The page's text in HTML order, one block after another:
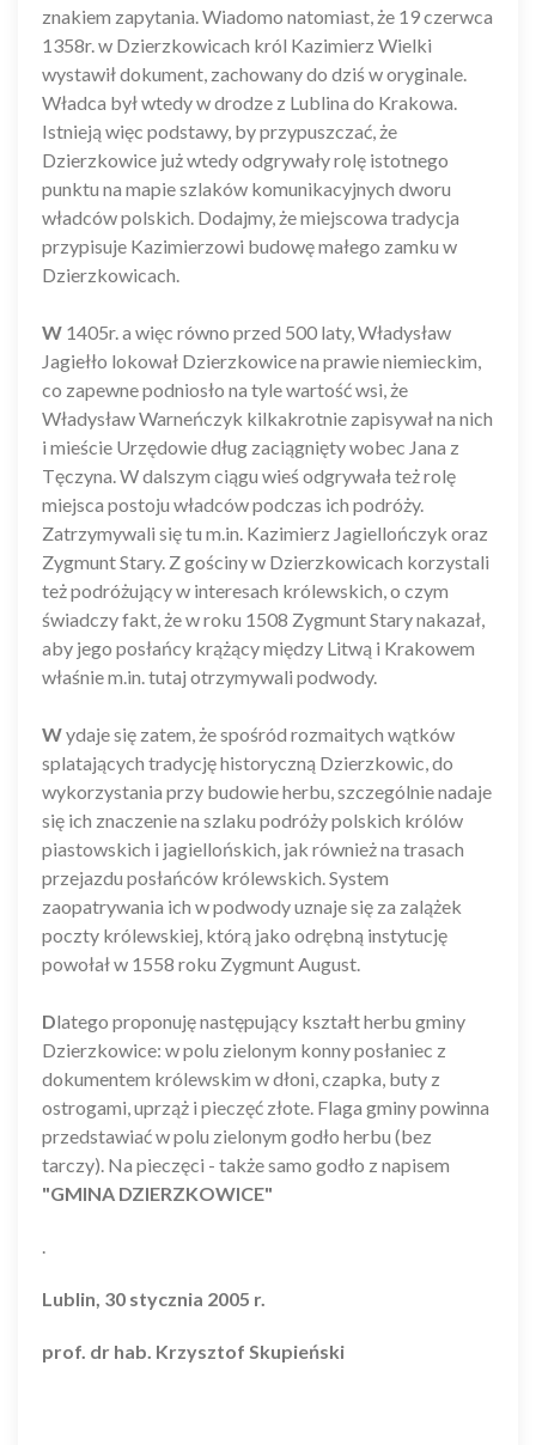
znakiem zapytania. Wiadomo natomiast, że 19 czerwca
1358r. w Dzierzkowicach król Kazimierz Wielki
wystawił dokument, zachowany do dziś w oryginale.
Władca był wtedy w drodze z Lublina do Krakowa.
Istnieją więc podstawy, by przypuszczać, że
Dzierzkowice już wtedy odgrywały rolę istotnego
punktu na mapie szlaków komunikacyjnych dworu
władców polskich. Dodajmy, że miejscowa tradycja
przypisuje Kazimierzowi budowę małego zamku w
Dzierzkowicach.
W 1405r. a więc równo przed 500 laty, Władysław
Jagiełło lokował Dzierzkowice na prawie niemieckim,
co zapewne podniosło na tyle wartość wsi, że
Władysław Warneńczyk kilkakrotnie zapisywał na nich
i mieście Urzędowie dług zaciągnięty wobec Jana z
Tęczyna. W dalszym ciągu wieś odgrywała też rolę
miejsca postoju władców podczas ich podróży.
Zatrzymywali się tu m.in. Kazimierz Jagiellończyk oraz
Zygmunt Stary. Z gościny w Dzierzkowicach korzystali
też podróżujący w interesach królewskich, o czym
świadczy fakt, że w roku 1508 Zygmunt Stary nakazał,
aby jego posłańcy krążący między Litwą i Krakowem
właśnie m.in. tutaj otrzymywali podwody.
Wydaje się zatem, że spośród rozmaitych wątków
splatających tradycję historyczną Dzierzkowic, do
wykorzystania przy budowie herbu, szczególnie nadaje
się ich znaczenie na szlaku podróży polskich królów
piastowskich i jagiellońskich, jak również na trasach
przejazdu posłańców królewskich. System
zaopatrywania ich w podwody uznaje się za zalążek
poczty królewskiej, którą jako odrębną instytucję
powołał w 1558 roku Zygmunt August.
Dlatego proponuję następujący kształt herbu gminy
Dzierzkowice: w polu zielonym konny posłaniec z
dokumentem królewskim w dłoni, czapka, buty z
ostrogami, uprząż i pieczęć złote. Flaga gminy powinna
przedstawiać w polu zielonym godło herbu (bez
tarczy). Na pieczęci - także samo godło z napisem
"GMINA DZIERZKOWICE"
.
Lublin, 30 stycznia 2005 r.
prof. dr hab. Krzysztof Skupieński